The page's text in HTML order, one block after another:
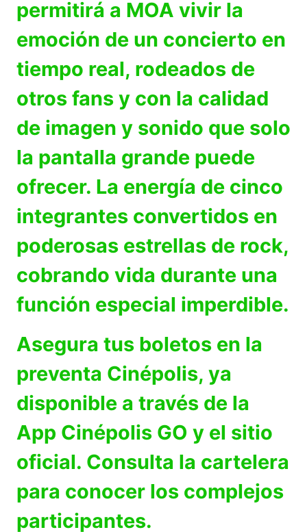
permitirá a MOA vivir la
emoción de un concierto en
tiempo real, rodeados de
otros fans y con la calidad
de imagen y sonido que solo
la pantalla grande puede
ofrecer. La energía de cinco
integrantes convertidos en
poderosas estrellas de rock,
cobrando vida durante una
función especial imperdible.
Asegura tus boletos en la
preventa Cinépolis, ya
disponible a través de la
App Cinépolis GO y el sitio
oficial. Consulta la cartelera
para conocer los complejos
participantes.